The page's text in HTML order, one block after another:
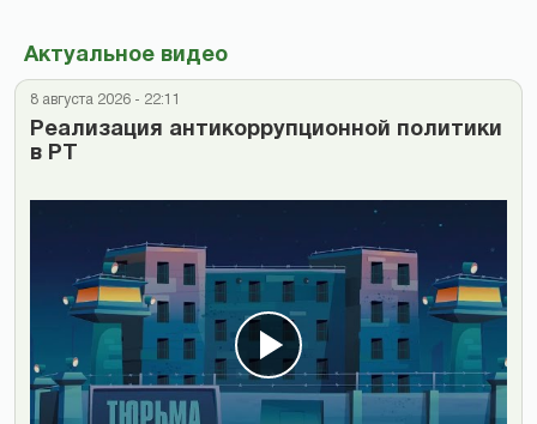
Актуальное видео
8 августа 2026 - 22:11
Реализация антикоррупционной политики
в РТ